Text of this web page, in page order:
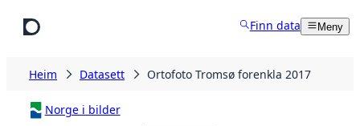
Finn data Meny
Heim Datasett Ortofoto Tromsø forenkla 2017
Norge i bilder